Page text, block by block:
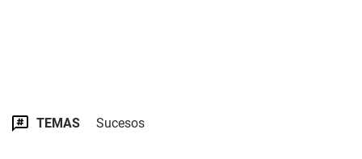
TEMAS Sucesos